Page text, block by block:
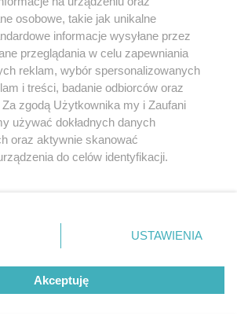
lub mechaniczny) na jakimkolwiek polu
formie, włącznie z umieszczaniem w
zgody właściciela praw. Jakiekolwiek użycie lub
w całości lub w części z naruszeniem prawa,
jest zabronione pod groźbą kary i może być
© 2026 Grupa ZPR Media
osobowe, takie jak unikalne
informacje wysyłane przez
przeglądania w celu zapewniania
reklam, wybór spersonalizowanych
i treści, badanie odbiorców oraz
Za zgodą Użytkownika my i Zaufani
używać dokładnych danych
oraz aktywnie skanować
do celów identyfikacji.
przycisk ustawień prywatności
dolnym rogu strony
danych nie wymagają zgody
prawo sprzeciwić się takiemu
będą miały zastosowanie tylko
USTAWIENIA
Akceptuję